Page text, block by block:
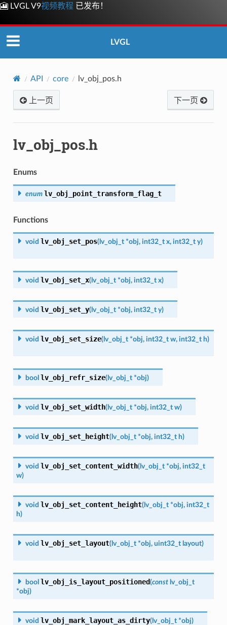
🎦 LVGL V9视频教程 已发布！
LVGL
API core lv_obj_pos.h
上一页 下一页
lv_obj_pos.h
Enums
enum lv_obj_point_transform_flag_t
Functions
void lv_obj_set_pos(lv_obj_t *obj, int32_t x, int32_t y)
void lv_obj_set_x(lv_obj_t *obj, int32_t x)
void lv_obj_set_y(lv_obj_t *obj, int32_t y)
void lv_obj_set_size(lv_obj_t *obj, int32_t w, int32_t h)
bool lv_obj_refr_size(lv_obj_t *obj)
void lv_obj_set_width(lv_obj_t *obj, int32_t w)
void lv_obj_set_height(lv_obj_t *obj, int32_t h)
void lv_obj_set_content_width(lv_obj_t *obj, int32_t
w)
void lv_obj_set_content_height(lv_obj_t *obj, int32_t
h)
void lv_obj_set_layout(lv_obj_t *obj, uint32_t layout)
bool lv_obj_is_layout_positioned(const lv_obj_t
*obj)
void lv_obj_mark_layout_as_dirty(lv_obj_t *obj)